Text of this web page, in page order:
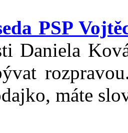
PSP
Daniela
máte